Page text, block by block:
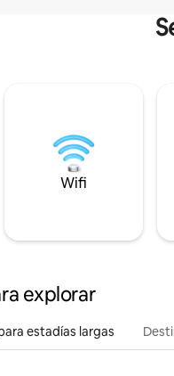
Wifi
explorar
estadías largas